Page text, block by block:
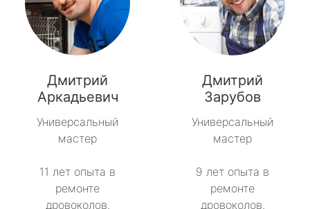
Дмитрий
Аркадьевич
Универсальный
мастер
11 лет опыта в
ремонте
дровоколов.
Дмитрий
Зарубов
Универсальный
мастер
9 лет опыта в
ремонте
дровоколов.